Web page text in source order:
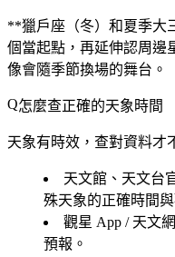
**獵戶座（冬） 和夏季大
個當起點，再延伸認周邊
像會隨季節換場的舞台。
怎麼查正確的天象時間
天象有時效，查對資料才
天文館、天文台
殊天象的正確時間
觀星 App / 天文
預報。